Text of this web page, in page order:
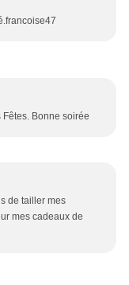
Bonne soirée
de tailler mes
mes cadeaux de